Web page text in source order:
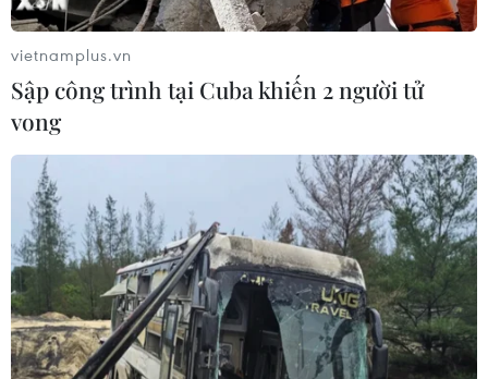
vietnamplus.vn
Sập công trình tại Cuba khiến 2 người tử
vong